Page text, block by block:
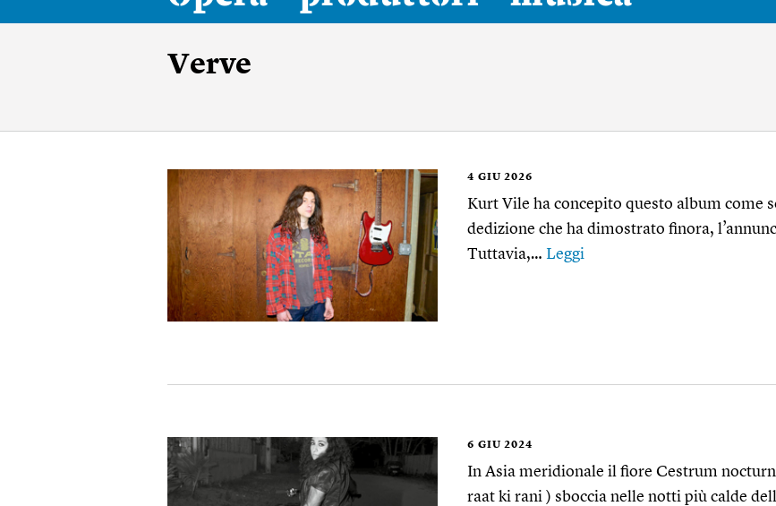
Verve
4 GIU 2026
Kurt Vile ha concepito questo album come
dedizione che ha dimostrato finora,
Tuttavia,… Leggi
6 GIU 2024
In Asia meridionale il fiore Cestrum
raat ki rani ) sboccia nelle notti più calde